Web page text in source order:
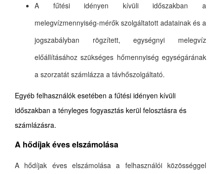
A fűtési idényen kívüli időszakban a
melegvízmennyiség-mérők szolgáltatott adatainak és a
jogszabályban rögzített, egységnyi melegvíz
előállításához szükséges hőmennyiség egységárának
a szorzatát számlázza a távhőszolgáltató.
Egyéb felhasználók esetében a fűtési idényen kívüli
időszakban a tényleges fogyasztás kerül felosztásra és
számlázásra.
A hődíjak éves elszámolása
A hődíjak éves elszámolása a felhasználói közösséggel